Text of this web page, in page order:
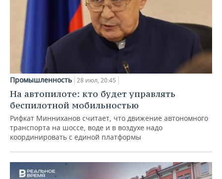
Промышленность 28 июл, 20:45
На автопилоте: кто будет управлять
беспилотной мобильностью
Рифкат Минниханов считает, что движение автономного
транспорта на шоссе, воде и в воздухе надо
координировать с единой платформы